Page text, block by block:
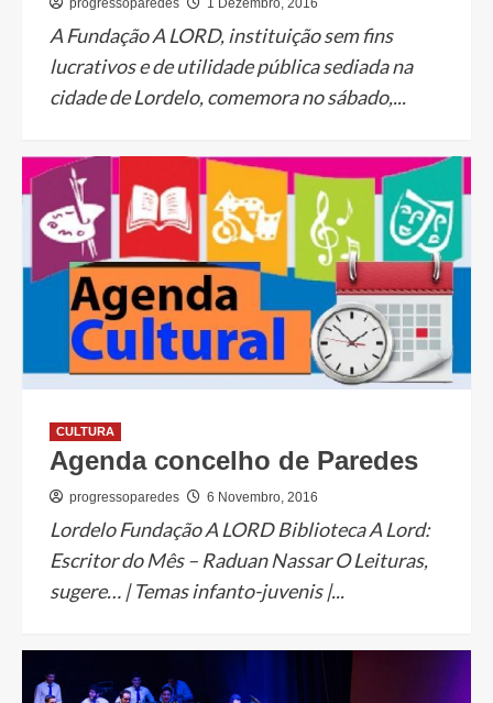
progressoparedes 1 Dezembro, 2016
A Fundação A LORD, instituição sem fins
lucrativos e de utilidade pública sediada na
cidade de Lordelo, comemora no sábado,...
CULTURA
Agenda concelho de Paredes
progressoparedes 6 Novembro, 2016
Lordelo Fundação A LORD Biblioteca A Lord:
Escritor do Mês – Raduan Nassar O Leituras,
sugere… | Temas infanto-juvenis |...